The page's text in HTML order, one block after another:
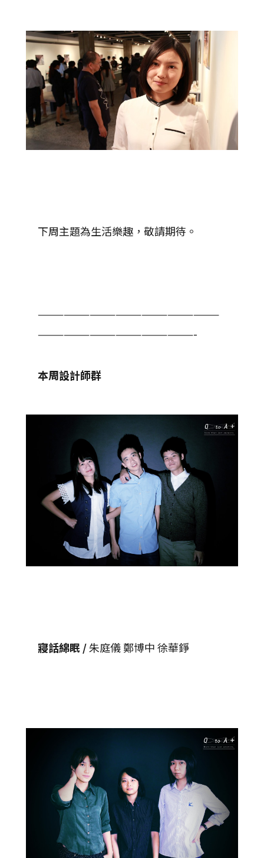
下周主題為生活樂趣，敬請期待。
—————————————————————
——————————————————-
本周設計師群
寢話綿眠 /朱庭儀 鄭博中 徐華錚